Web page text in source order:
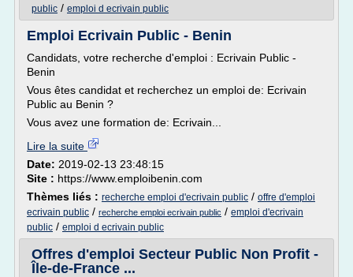
public / emploi d ecrivain public
Emploi Ecrivain Public - Benin
Candidats, votre recherche d'emploi : Ecrivain Public -
Benin
Vous êtes candidat et recherchez un emploi de: Ecrivain
Public au Benin ?
Vous avez une formation de: Ecrivain...
Lire la suite
Date: 2019-02-13 23:48:15
Site : https://www.emploibenin.com
Thèmes liés : recherche emploi d'ecrivain public / offre d'emploi
ecrivain public / recherche emploi ecrivain public / emploi d'ecrivain
public / emploi d ecrivain public
Offres d'emploi Secteur Public Non Profit -
Île-de-France ...